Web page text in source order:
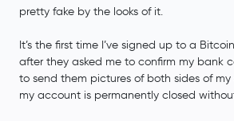
WEMIX Token WEMIX
Sonic
pretty fake by the looks of it.
It’s the first time I’ve signed up to a
after they asked me to confirm my bank
to send them pictures of both sides of
my account is permanently closed